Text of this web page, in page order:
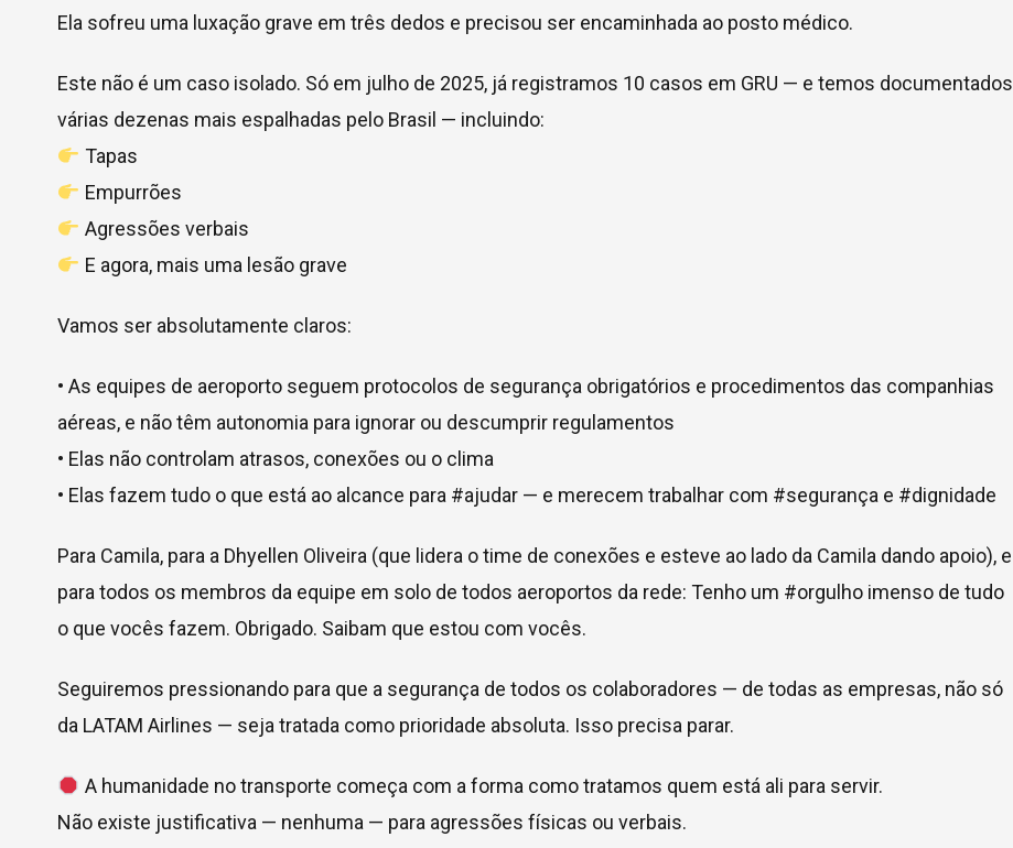
Ela sofreu uma luxação grave em três dedos e precisou ser encaminhada ao posto médico.
Este não é um caso isolado. Só em julho de 2025, já registramos 10 casos em GRU — e temos documentados
várias dezenas mais espalhadas pelo Brasil — incluindo:
Tapas
Empurrões
Agressões verbais
E agora, mais uma lesão grave
Vamos ser absolutamente claros:
• As equipes de aeroporto seguem protocolos de segurança obrigatórios e procedimentos das companhias
aéreas, e não têm autonomia para ignorar ou descumprir regulamentos
• Elas não controlam atrasos, conexões ou o clima
• Elas fazem tudo o que está ao alcance para #ajudar — e merecem trabalhar com #segurança e #dignidade
Para Camila, para a Dhyellen Oliveira (que lidera o time de conexões e esteve ao lado da Camila dando apoio), e
para todos os membros da equipe em solo de todos aeroportos da rede: Tenho um #orgulho imenso de tudo
o que vocês fazem. Obrigado. Saibam que estou com vocês.
Seguiremos pressionando para que a segurança de todos os colaboradores — de todas as empresas, não só
da LATAM Airlines — seja tratada como prioridade absoluta. Isso precisa parar.
A humanidade no transporte começa com a forma como tratamos quem está ali para servir.
Não existe justificativa — nenhuma — para agressões físicas ou verbais.